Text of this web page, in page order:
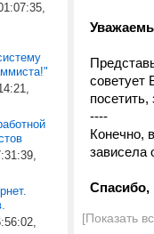
советует
----
Конечно,
зависела
Спасибо,
[Показать